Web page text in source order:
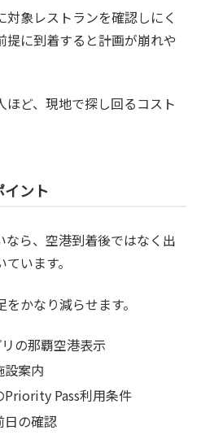
象レストランを確認しにく
提に到着すると計画が崩れや
ど、現地で探し回るコスト
ント
なら、空港到着後ではなく出
います。
かなり減らせます。
の那覇空港表示
設案内
Pass利用条件
日の確認